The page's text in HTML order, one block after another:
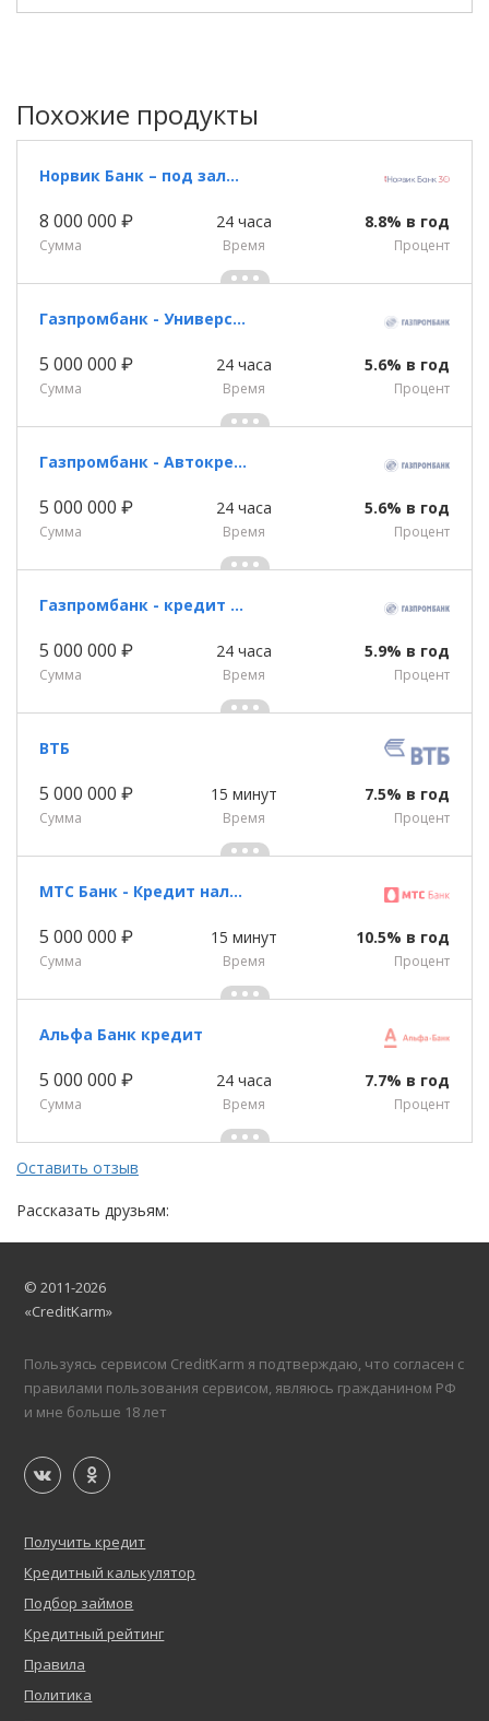
Похожие продукты
Норвик Банк – под залог недвижимости
8 000 000 ₽
Сумма
24 часа
Время
8.8% в год
Процент
Газпромбанк - Универсальный кредит
5 000 000 ₽
Сумма
24 часа
Время
5.6% в год
Процент
Газпромбанк - Автокредит
5 000 000 ₽
Сумма
24 часа
Время
5.6% в год
Процент
Газпромбанк - кредит наличными
5 000 000 ₽
Сумма
24 часа
Время
5.9% в год
Процент
ВТБ
5 000 000 ₽
Сумма
15 минут
Время
7.5% в год
Процент
МТС Банк - Кредит наличными
5 000 000 ₽
Сумма
15 минут
Время
10.5% в год
Процент
Альфа Банк кредит
5 000 000 ₽
Сумма
24 часа
Время
7.7% в год
Процент
Оставить отзыв
Рассказать друзьям:
© 2011-2026
«CreditKarm»
Пользуясь сервисом CreditKarm я подтверждаю, что согласен с
правилами пользования сервисом, являюсь гражданином РФ
и мне больше 18 лет
Получить кредит
Кредитный калькулятор
Подбор займов
Кредитный рейтинг
Правила
Политика